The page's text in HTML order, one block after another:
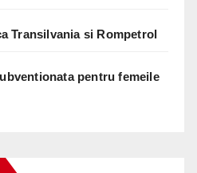
Transilvania si Rompetrol
pentru femeile